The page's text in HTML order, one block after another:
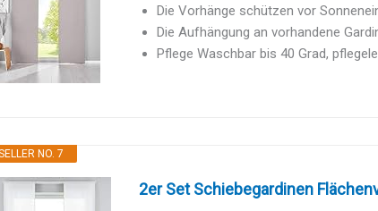
Die Vorhänge schützen vor
Die Aufhängung an vorhandene
Pflege Waschbar bis 40 Grad,
NO. 7
2er Set Schiebegardinen